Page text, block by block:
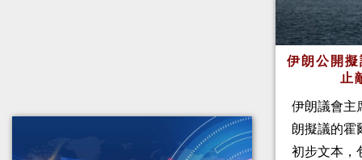
伊朗公開
止
伊朗議會主
朗擬議的霍
初步文本，